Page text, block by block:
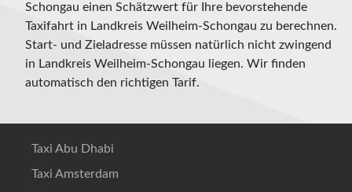
Schongau einen Schätzwert für Ihre bevorstehende
Taxifahrt in Landkreis Weilheim-Schongau zu berechnen.
Start- und Zieladresse müssen natürlich nicht zwingend
in Landkreis Weilheim-Schongau liegen. Wir finden
automatisch den richtigen Tarif.
Taxi Abu Dhabi
Taxi Amsterdam